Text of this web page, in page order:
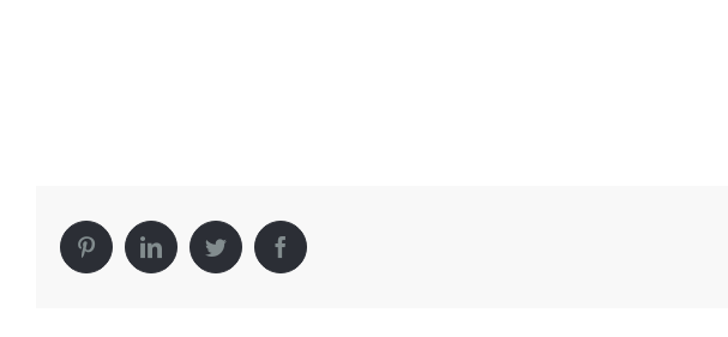
Facebook
Twitter
LinkedIn
Pinterest